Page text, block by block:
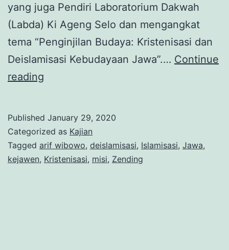
yang juga Pendiri Laboratorium Dakwah
(Labda) Ki Ageng Selo dan mengangkat
tema “Penginjilan Budaya: Kristenisasi dan
Deislamisasi Kebudayaan Jawa”.… Continue
reading
Ungkap
Sejarah
Penginjilan
Published January 29, 2020
Categorized as Kajian
Tagged arif wibowo, deislamisasi, Islamisasi, Jawa,
kejawen, Kristenisasi, misi, Zending